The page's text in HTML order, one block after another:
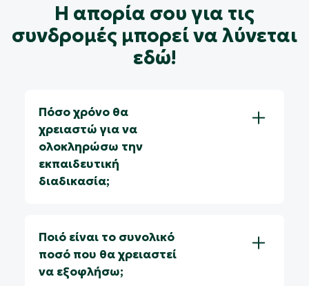
Η απορία σου για τις
συνδρομές μπορεί να λύνεται
εδώ!
Πόσο χρόνο θα
χρειαστώ για να
ολοκληρώσω την
εκπαιδευτική
διαδικασία;
Ποιό είναι το συνολικό
ποσό που θα χρειαστεί
να εξοφλήσω;